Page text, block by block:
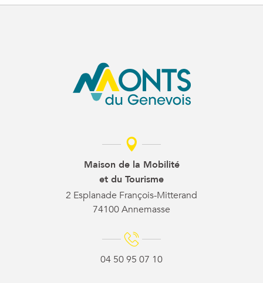
Maison de la Mobilité
et du Tourisme
2 Esplanade François-Mitterand
74100 Annemasse
04 50 95 07 10